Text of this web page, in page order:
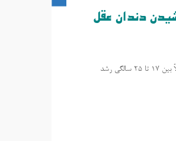
دندان عقل
آیا دندان عقل همیشه باید کشیده شود؟ بررسی علمی لزوم کشیدن دندان عقل دندان عقل آخرین دندانی است که معمولاً بین 17 تا 25 سالگی رشد